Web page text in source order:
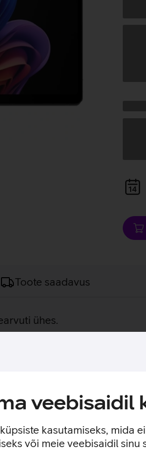
veebisaidil
kasutamiseks, mida
või meie veebisaidil sinu
Toote saadavus
ühes.
võimas seade, mis ühendab endas
kuid märksa kergemas ja
piltidele või
ja taustahägustust.
puuteekraan.